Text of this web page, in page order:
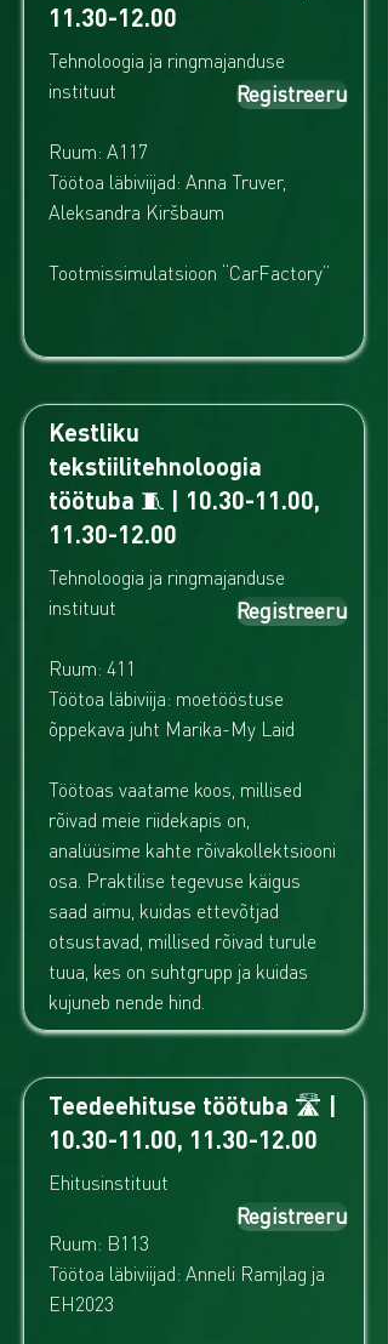
11.30-12.00
Tehnoloogia ja ringmajanduse
instituut
Ruum: A117
Töötoa läbiviijad: Anna Truver,
Aleksandra Kiršbaum
Tootmissimulatsioon “CarFactory”
Registreeru
Kestliku
tekstiilitehnoloogia
töötuba 🧵 | 10.30-11.00,
11.30-12.00
Tehnoloogia ja ringmajanduse
instituut
Ruum: 411
Töötoa läbiviija: moetööstuse
õppekava juht Marika-My Laid
Töötoas vaatame koos, millised
rõivad meie riidekapis on,
analüüsime kahte rõivakollektsiooni
osa. Praktilise tegevuse käigus
saad aimu, kuidas ettevõtjad
otsustavad, millised rõivad turule
tuua, kes on suhtgrupp ja kuidas
kujuneb nende hind.
Registreeru
Teedeehituse töötuba 🛣️ |
10.30-11.00, 11.30-12.00
Ehitusinstituut
Ruum: B113
Töötoa läbiviijad: Anneli Ramjlag ja
EH2023
Registreeru